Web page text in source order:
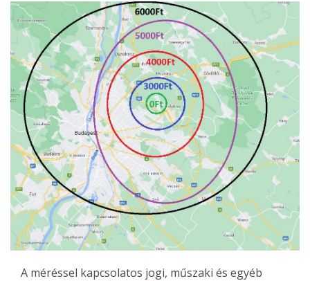
A méréssel kapcsolatos jogi, műszaki és egyéb